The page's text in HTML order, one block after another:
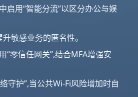
启用“智能分流”以区分办公与娱
敏感业务的匿名性。
“零信任网关”,结合MFA增强安
守护”,当公共Wi-Fi风险增加时自